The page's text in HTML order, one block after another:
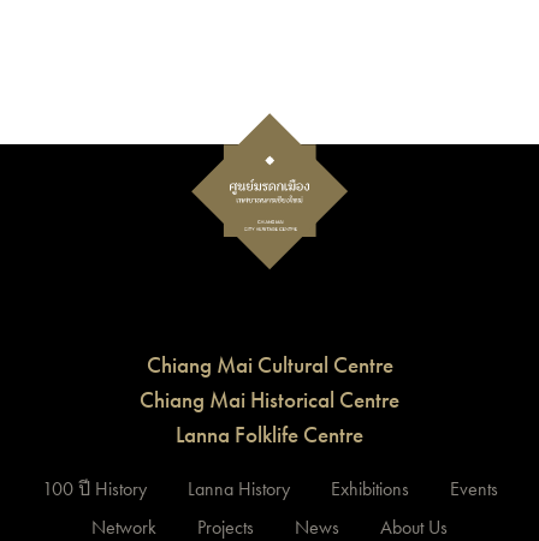
Chiang Mai Cultural Centre
Chiang Mai Historical Centre
Lanna Folklife Centre
100 ปี History Lanna History Exhibitions
Events
Network
Projects News About Us